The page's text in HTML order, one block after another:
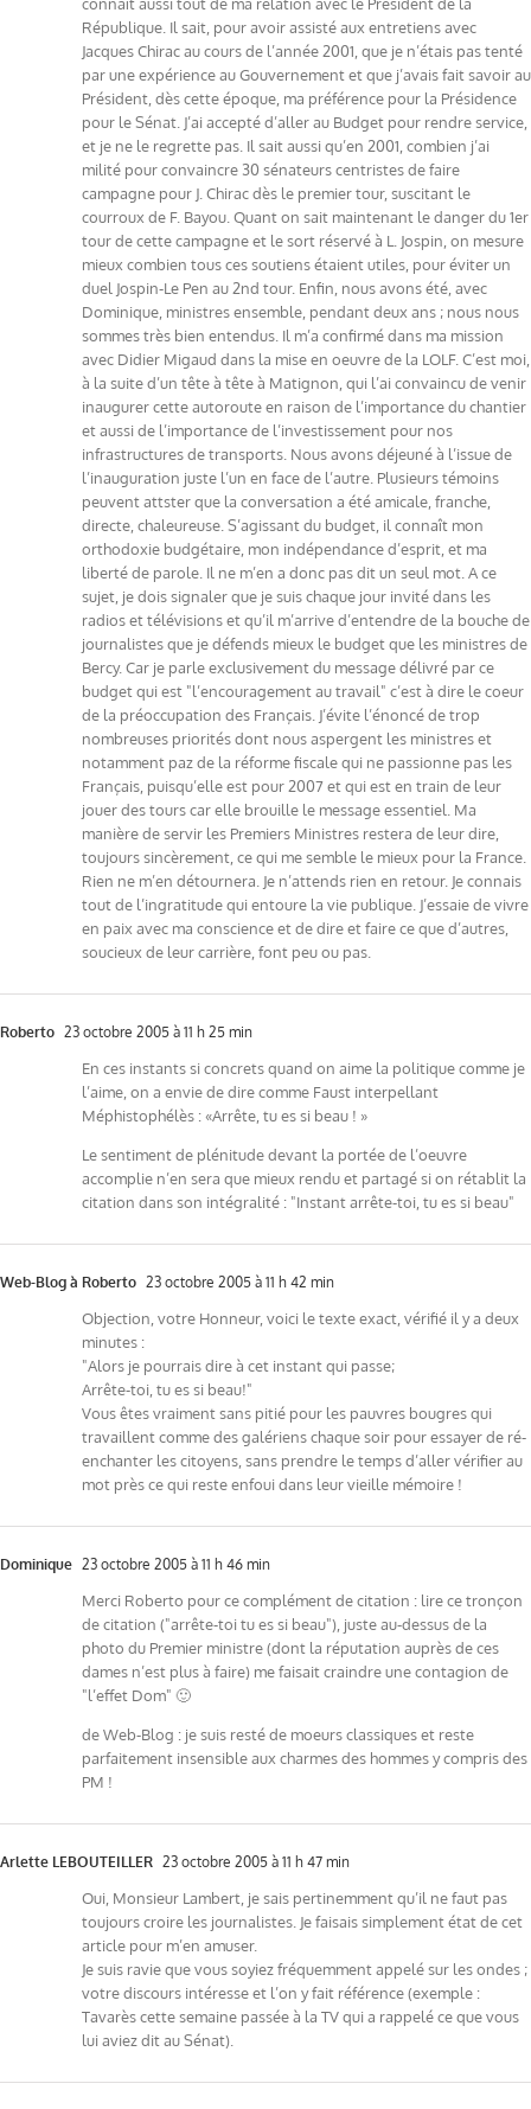
République. Il sait, pour avoir assisté aux entretiens avec
Jacques Chirac au cours de l’année 2001, que je n’étais pas tenté
par une expérience au Gouvernement et que j’avais fait savoir au
Président, dès cette époque, ma préférence pour la Présidence
pour le Sénat. J’ai accepté d’aller au Budget pour rendre service,
et je ne le regrette pas. Il sait aussi qu’en 2001, combien j’ai
milité pour convaincre 30 sénateurs centristes de faire
campagne pour J. Chirac dès le premier tour, suscitant le
courroux de F. Bayou. Quant on sait maintenant le danger du 1er
tour de cette campagne et le sort réservé à L. Jospin, on mesure
mieux combien tous ces soutiens étaient utiles, pour éviter un
duel Jospin-Le Pen au 2nd tour. Enfin, nous avons été, avec
Dominique, ministres ensemble, pendant deux ans ; nous nous
sommes très bien entendus. Il m’a confirmé dans ma mission
avec Didier Migaud dans la mise en oeuvre de la LOLF. C’est moi,
à la suite d’un tête à tête à Matignon, qui l’ai convaincu de venir
inaugurer cette autoroute en raison de l’importance du chantier
et aussi de l’importance de l’investissement pour nos
infrastructures de transports. Nous avons déjeuné à l’issue de
l’inauguration juste l’un en face de l’autre. Plusieurs témoins
peuvent attster que la conversation a été amicale, franche,
directe, chaleureuse. S’agissant du budget, il connaît mon
orthodoxie budgétaire, mon indépendance d’esprit, et ma
liberté de parole. Il ne m’en a donc pas dit un seul mot. A ce
sujet, je dois signaler que je suis chaque jour invité dans les
radios et télévisions et qu’il m’arrive d’entendre de la bouche de
journalistes que je défends mieux le budget que les ministres de
Bercy. Car je parle exclusivement du message délivré par ce
budget qui est "l’encouragement au travail" c’est à dire le coeur
de la préoccupation des Français. J’évite l’énoncé de trop
nombreuses priorités dont nous aspergent les ministres et
notamment paz de la réforme fiscale qui ne passionne pas les
Français, puisqu’elle est pour 2007 et qui est en train de leur
jouer des tours car elle brouille le message essentiel. Ma
manière de servir les Premiers Ministres restera de leur dire,
toujours sincèrement, ce qui me semble le mieux pour la France.
Rien ne m’en détournera. Je n’attends rien en retour. Je connais
tout de l’ingratitude qui entoure la vie publique. J’essaie de vivre
en paix avec ma conscience et de dire et faire ce que d’autres,
soucieux de leur carrière, font peu ou pas.
Roberto 23 octobre 2005 à 11 h 25 min
En ces instants si concrets quand on aime la politique comme je
l’aime, on a envie de dire comme Faust interpellant
Méphistophélès : «Arrête, tu es si beau ! »
Le sentiment de plénitude devant la portée de l’oeuvre
accomplie n’en sera que mieux rendu et partagé si on rétablit la
citation dans son intégralité : "Instant arrête-toi, tu es si beau"
Web-Blog à Roberto 23 octobre 2005 à 11 h 42 min
Objection, votre Honneur, voici le texte exact, vérifié il y a deux
minutes :
"Alors je pourrais dire à cet instant qui passe;
Arrête-toi, tu es si beau!"
Vous êtes vraiment sans pitié pour les pauvres bougres qui
travaillent comme des galériens chaque soir pour essayer de ré-
enchanter les citoyens, sans prendre le temps d’aller vérifier au
mot près ce qui reste enfoui dans leur vieille mémoire !
Dominique 23 octobre 2005 à 11 h 46 min
Merci Roberto pour ce complément de citation : lire ce tronçon
de citation ("arrête-toi tu es si beau"), juste au-dessus de la
photo du Premier ministre (dont la réputation auprès de ces
dames n’est plus à faire) me faisait craindre une contagion de
"l’effet Dom" 🙂
de Web-Blog : je suis resté de moeurs classiques et reste
parfaitement insensible aux charmes des hommes y compris des
PM !
Arlette LEBOUTEILLER 23 octobre 2005 à 11 h 47 min
Oui, Monsieur Lambert, je sais pertinemment qu’il ne faut pas
toujours croire les journalistes. Je faisais simplement état de cet
article pour m’en amuser.
Je suis ravie que vous soyiez fréquemment appelé sur les ondes ;
votre discours intéresse et l’on y fait référence (exemple :
Tavarès cette semaine passée à la TV qui a rappelé ce que vous
lui aviez dit au Sénat).